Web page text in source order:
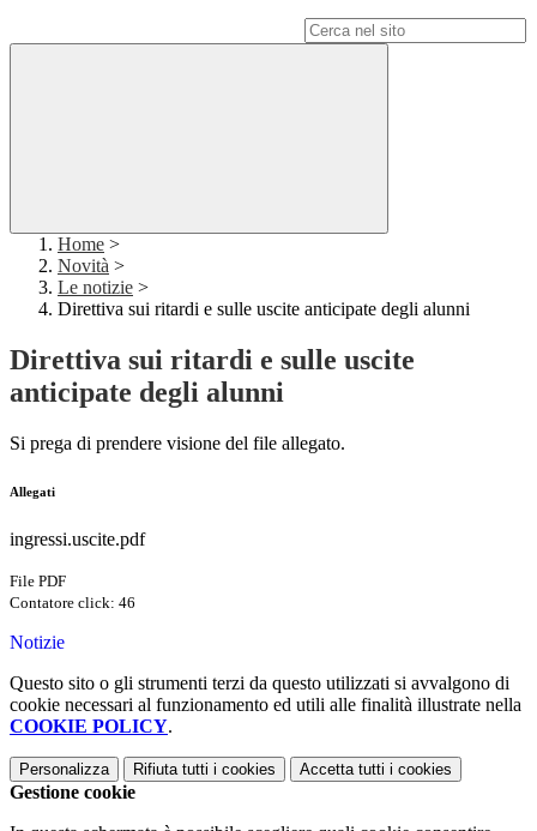
Home >
Novità >
Le notizie >
Direttiva sui ritardi e sulle uscite anticipate degli alunni
Direttiva sui ritardi e sulle uscite
anticipate degli alunni
Si prega di prendere visione del file allegato.
Allegati
ingressi.uscite.pdf
File PDF
Contatore click: 46
Notizie
Questo sito o gli strumenti terzi da questo utilizzati si avvalgono di
cookie necessari al funzionamento ed utili alle finalità illustrate nella
COOKIE POLICY.
Personalizza Rifiuta tutti i cookies Accetta tutti i cookies
Gestione cookie